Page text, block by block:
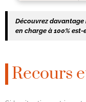
Découvrez davantage
en charge à 100% est-
Recours